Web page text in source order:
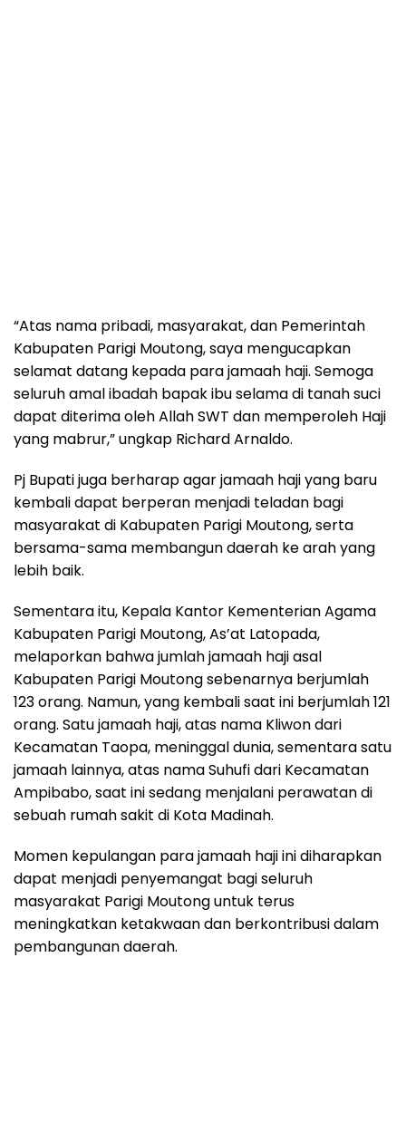
“Atas nama pribadi, masyarakat, dan Pemerintah
Kabupaten Parigi Moutong, saya mengucapkan
selamat datang kepada para jamaah haji. Semoga
seluruh amal ibadah bapak ibu selama di tanah suci
dapat diterima oleh Allah SWT dan memperoleh Haji
yang mabrur,” ungkap Richard Arnaldo.
Pj Bupati juga berharap agar jamaah haji yang baru
kembali dapat berperan menjadi teladan bagi
masyarakat di Kabupaten Parigi Moutong, serta
bersama-sama membangun daerah ke arah yang
lebih baik.
Sementara itu, Kepala Kantor Kementerian Agama
Kabupaten Parigi Moutong, As’at Latopada,
melaporkan bahwa jumlah jamaah haji asal
Kabupaten Parigi Moutong sebenarnya berjumlah
123 orang. Namun, yang kembali saat ini berjumlah 121
orang. Satu jamaah haji, atas nama Kliwon dari
Kecamatan Taopa, meninggal dunia, sementara satu
jamaah lainnya, atas nama Suhufi dari Kecamatan
Ampibabo, saat ini sedang menjalani perawatan di
sebuah rumah sakit di Kota Madinah.
Momen kepulangan para jamaah haji ini diharapkan
dapat menjadi penyemangat bagi seluruh
masyarakat Parigi Moutong untuk terus
meningkatkan ketakwaan dan berkontribusi dalam
pembangunan daerah.